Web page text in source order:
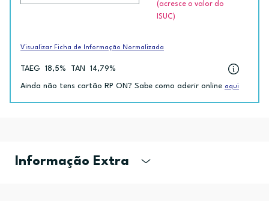
(acresce o valor do
ISUC)
Visualizar Ficha de Informação Normalizada
TAEG 18,5% TAN 14,79%
Ainda não tens cartão RP ON? Sabe como aderir online aqui
Informação Extra